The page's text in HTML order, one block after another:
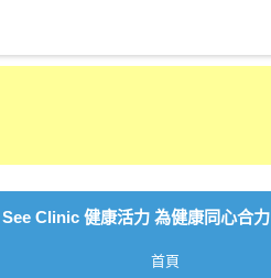
See Clinic 健康活力 為健康同心合力
首頁